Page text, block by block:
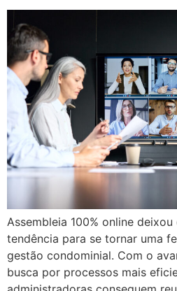
Assembleia 100% online
tendência para se tornar uma
gestão condominial. Com o
busca por processos mais